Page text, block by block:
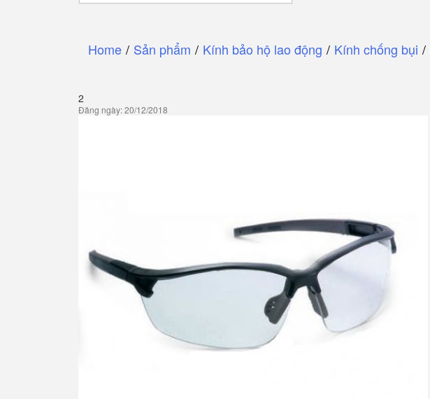
Home / Sản phẩm / Kính bảo hộ lao động / Kính chống bụi /
2
Đăng ngày: 20/12/2018